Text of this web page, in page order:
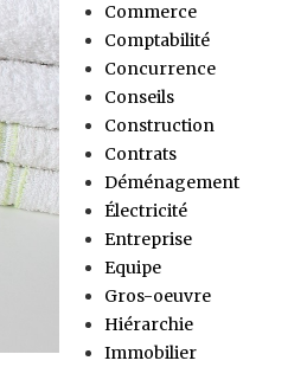
Commerce
Comptabilité
Concurrence
Conseils
Construction
Contrats
Déménagement
Électricité
Entreprise
Equipe
Gros-oeuvre
Hiérarchie
Immobilier